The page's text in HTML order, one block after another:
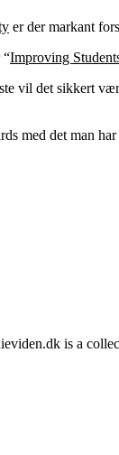
er der markant
“Improving
vil det sikkert
med det man
is a